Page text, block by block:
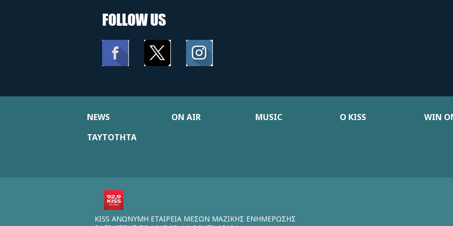
FOLLOW US
NEWS ON AIR MUSIC Ο KISS WIN
ΤΑΥΤΟΤΗΤΑ
KISS ΑΝΩΝΥΜΗ ΕΤΑΙΡΕΙΑ ΜΕΣΩΝ ΜΑΖΙΚΗΣ ΕΝΗΜΕΡΩΣΗΣ